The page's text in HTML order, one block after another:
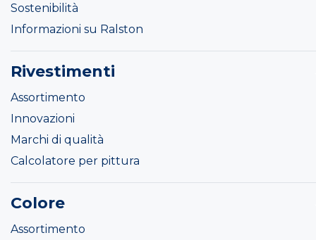
Sostenibilità
Informazioni su Ralston
Rivestimenti
Assortimento
Innovazioni
Marchi di qualità
Calcolatore per pittura
Colore
Assortimento